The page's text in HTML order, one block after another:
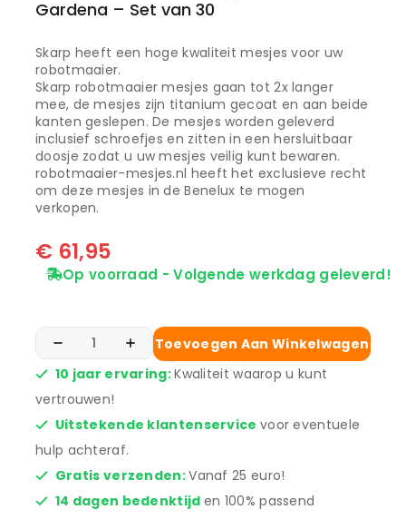
Gardena – Set van 30
Skarp heeft een hoge kwaliteit mesjes voor uw
robotmaaier.
Skarp robotmaaier mesjes gaan tot 2x langer
mee, de mesjes zijn titanium gecoat en aan beide
kanten geslepen. De mesjes worden geleverd
inclusief schroefjes en zitten in een hersluitbaar
doosje zodat u uw mesjes veilig kunt bewaren.
robotmaaier-mesjes.nl heeft het exclusieve recht
om deze mesjes in de Benelux te mogen
verkopen.
€ 61,95
Op voorraad - Volgende werkdag geleverd!
Toevoegen Aan Winkelwagen
10 jaar ervaring:Kwaliteit waarop u kunt
vertrouwen!
Uitstekende klantenservice voor eventuele
hulp achteraf.
Gratis verzenden:Vanaf 25 euro!
14 dagen bedenktijd en 100% passend